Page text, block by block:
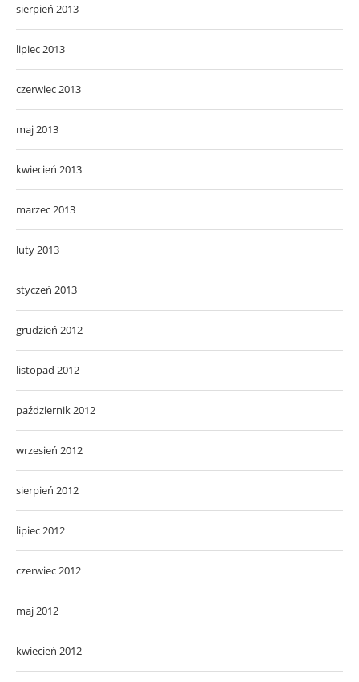
sierpień 2013
lipiec 2013
czerwiec 2013
maj 2013
kwiecień 2013
marzec 2013
luty 2013
styczeń 2013
grudzień 2012
listopad 2012
październik 2012
wrzesień 2012
sierpień 2012
lipiec 2012
czerwiec 2012
maj 2012
kwiecień 2012